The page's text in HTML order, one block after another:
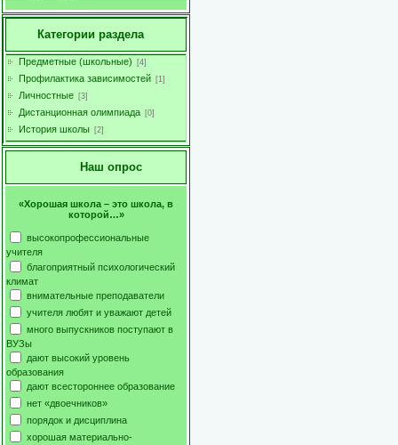
Категории раздела
Предметные (школьные) [4]
Профилактика зависимостей [1]
Личностные [3]
Дистанционная олимпиада [0]
История школы [2]
Наш опрос
«Хорошая школа – это школа, в
которой…»
высокопрофессиональные
учителя
благоприятный психологический
климат
внимательные преподаватели
учителя любят и уважают детей
много выпускников поступают в
ВУЗы
дают высокий уровень
образования
дают всестороннее образование
нет «двоечников»
порядок и дисциплина
хорошая материально-